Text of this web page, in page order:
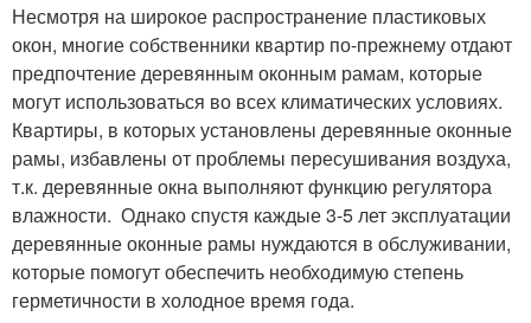
Несмотря на широкое распространение пластиковых
окон, многие собственники квартир по-прежнему отдают
предпочтение деревянным оконным рамам, которые
могут использоваться во всех климатических условиях.
Квартиры, в которых установлены деревянные оконные
рамы, избавлены от проблемы пересушивания воздуха,
т.к. деревянные окна выполняют функцию регулятора
влажности. Однако спустя каждые 3-5 лет эксплуатации
деревянные оконные рамы нуждаются в обслуживании,
которые помогут обеспечить необходимую степень
герметичности в холодное время года.